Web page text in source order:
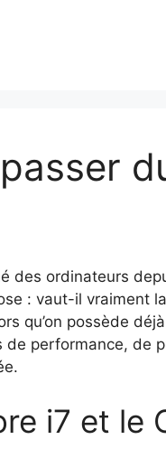
des ordinateurs
: vaut-il vraiment
qu’on possède
performance, de
i7 et le